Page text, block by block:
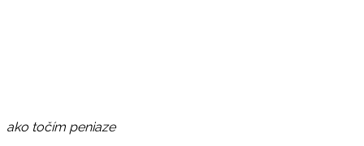
ako točím peniaze